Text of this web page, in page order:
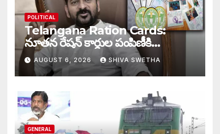
POLITICAL
Telangana Ration Cards:
నూతన రేషన్ కార్డుల పంపిణీకి
ముహూర్తం ఫిక్స్‌…
AUGUST 6, 2026 SHIVA SWETHA
GENERAL